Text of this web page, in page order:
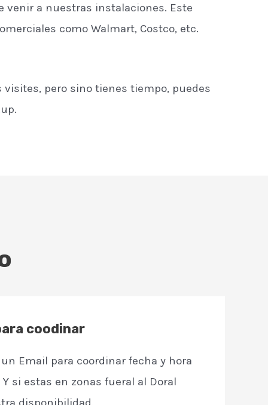
venir a nuestras instalaciones. Este
como Walmart, Costco, etc.
pero sino tienes tiempo, puedes
coodinar
Email para coordinar fecha y hora
si estas en zonas fueral al Doral